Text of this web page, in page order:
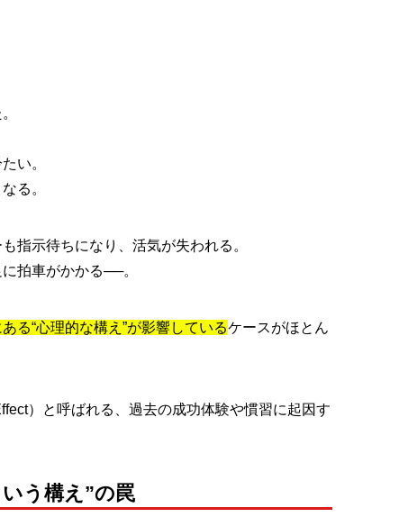
い。
る。
指示待ちになり、活気が失われる。
拍車がかかる──。
る“心理的な構え”が影響しているケースがほとん
）と呼ばれる、過去の成功体験や慣習に起因す
う構え”の罠